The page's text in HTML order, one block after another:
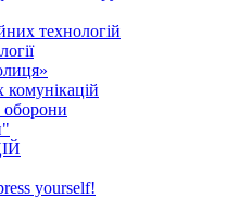
технологій
комунікацій
оборони
yourself!